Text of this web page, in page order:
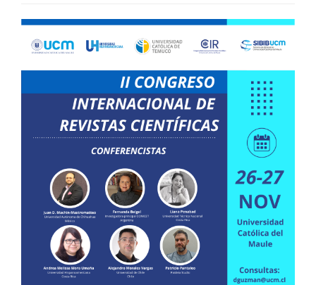
Barra
lateral
del
artículo